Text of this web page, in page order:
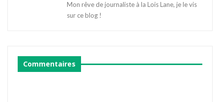
Mon rêve de journaliste à la Lois Lane, je le vis
sur ce blog !
Commentaires